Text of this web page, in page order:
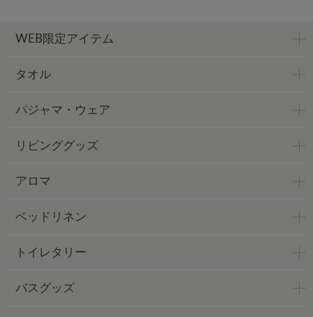
WEB限定アイテム
タオル
パジャマ・ウェア
リビンググッズ
アロマ
ベッドリネン
トイレタリー
バスグッズ